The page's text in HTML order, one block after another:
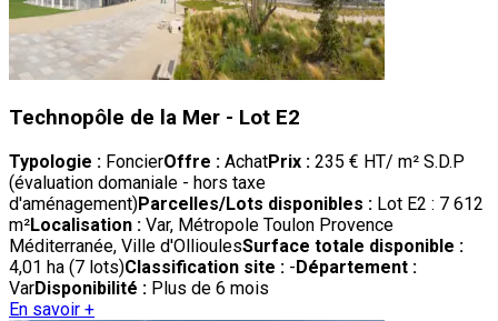
Technopôle de la Mer - Lot E2
Typologie : FoncierOffre : AchatPrix : 235 € HT/ m² S.D.P
(évaluation domaniale - hors taxe
d'aménagement)Parcelles/Lots disponibles : Lot E2 : 7 612
m²Localisation : Var, Métropole Toulon Provence
Méditerranée, Ville d'OllioulesSurface totale disponible :
4,01 ha (7 lots)Classification site : -Département :
VarDisponibilité : Plus de 6 mois
En savoir +